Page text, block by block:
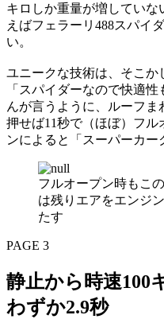
キロしか重量が増していな
えばフェラーリ488スパイ
い。
ユニークな技術は、そこか
「スパイダーなので快適
んが言うように、ルーフ
押せば11秒で（ほぼ）フ
ンによると「スーパーカー
フルオープン時もこ
は残りエアをエンジ
たす
PAGE 3
静止から時速100
わずか2.9秒